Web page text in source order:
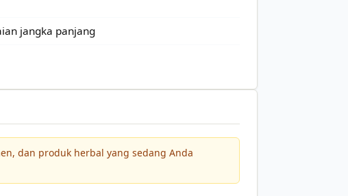
jangka panjang
dan produk herbal yang sedang Anda